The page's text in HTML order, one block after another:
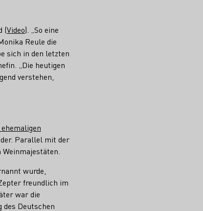
(Video). „So eine
Reule die
sich in den letzten
„Die heutigen
verstehen,
Parallel mit der
wurde,
freundlich im
war die
Deutschen